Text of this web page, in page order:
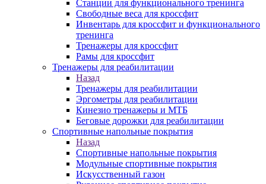
Станции для функционального тренинга
Свободные веса для кроссфит
Инвентарь для кроссфит и функционального
тренинга
Тренажеры для кроссфит
Рамы для кроссфит
Тренажеры для реабилитации
Назад
Тренажеры для реабилитации
Эргометры для реабилитации
Кинезио тренажеры и МТБ
Беговые дорожки для реабилитации
Спортивные напольные покрытия
Назад
Спортивные напольные покрытия
Модульные спортивные покрытия
Искусственный газон